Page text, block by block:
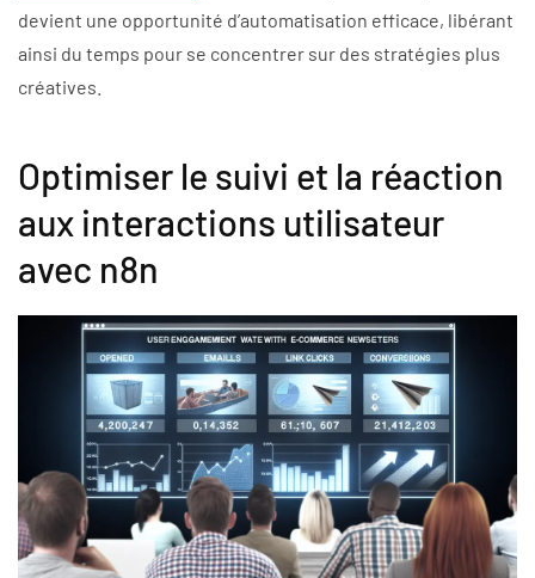
devient une opportunité d’automatisation efficace, libérant
ainsi du temps pour se concentrer sur des stratégies plus
créatives.
Optimiser le suivi et la réaction
aux interactions utilisateur
avec n8n